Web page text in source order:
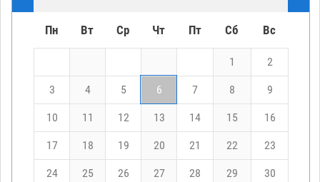
Пн Вт Ср Чт Пт Сб Вс
1 2
3 4 5 6 7 8 9
10 11 12 13 14 15 16
17 18 19 20 21 22 23
24 25 26 27 28 29 30